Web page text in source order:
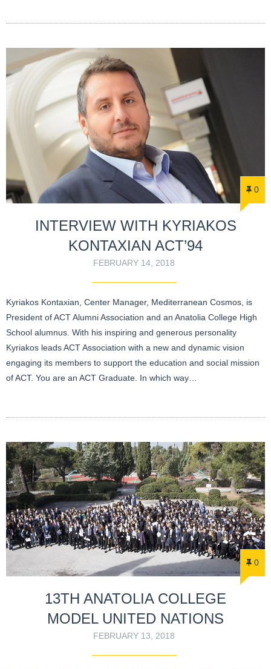
0
INTERVIEW WITH KYRIAKOS
KONTAXIAN ACT’94
FEBRUARY 14, 2018
Kyriakos Kontaxian, Center Manager, Mediterranean Cosmos, is
President of ACT Alumni Association and an Anatolia College High
School alumnus. With his inspiring and generous personality
Kyriakos leads ACT Association with a new and dynamic vision
engaging its members to support the education and social mission
of ACT. You are an ACT Graduate. In which way…
0
13TH ANATOLIA COLLEGE
MODEL UNITED NATIONS
FEBRUARY 13, 2018